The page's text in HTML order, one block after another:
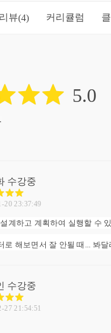
리뷰(4) 커리큘럼
5.0
수강중
20 23:37:49
계하고 계획하여 실행할 수
로 해보면서 잘 안될 때... 봐
수강중
27 21:54:51